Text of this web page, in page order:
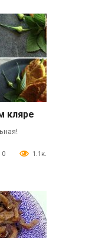
кляре
0 1.1к.